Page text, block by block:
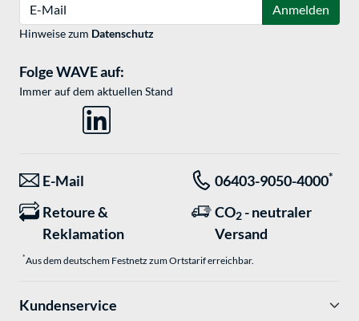
Anmelden
Hinweise zum Datenschutz
Folge WAVE auf:
Immer auf dem aktuellen Stand
E-Mail 06403-9050-4000*
Retoure &
Reklamation
CO2 - neutraler
Versand
*Aus dem deutschem Festnetz zum Ortstarif erreichbar.
Kundenservice